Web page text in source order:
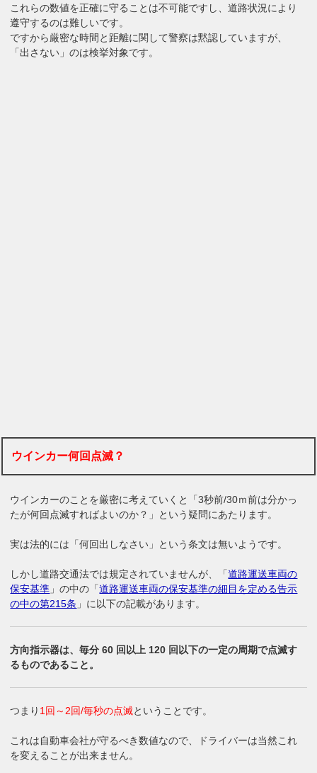
これらの数値を正確に守ることは不可能ですし、道路状況により
遵守するのは難しいです。
ですから厳密な時間と距離に関して警察は黙認していますが、
「出さない」のは検挙対象です。
ウインカー何回点滅？
ウインカーのことを厳密に考えていくと「3秒前/30ｍ前は分かっ
たが何回点滅すればよいのか？」という疑問にあたります。
実は法的には「何回出しなさい」という条文は無いようです。
しかし道路交通法では規定されていませんが、「道路運送車両の
保安基準 」の中の「道路運送車両の保安基準の細目を定める告示
の中の第215条 」に以下の記載があります。
方向指示器は、毎分 60 回以上 120 回以下の一定の周期で点滅す
るものであること。
つまり 1回～2回/毎秒の点滅ということです。
これは自動車会社が守るべき数値なので、ドライバーは当然これ
を変えることが出来ません。